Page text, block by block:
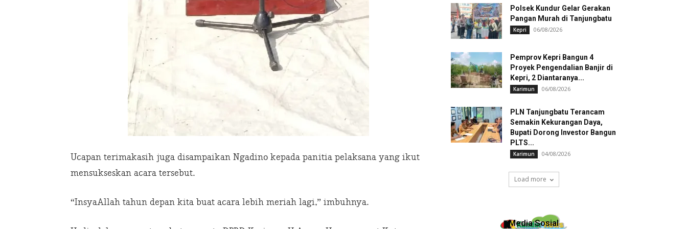
Ucapan terimakasih juga disampaikan Ngadino kepada panitia pelaksana yang ikut
mensukseskan acara tersebut.
“InsyaAllah tahun depan kita buat acara lebih meriah lagi,” imbuhnya.
Polsek Kundur Gelar Gerakan
Pangan Murah di Tanjungbatu
Kepri 06/08/2026
Pemprov Kepri Bangun 4
Proyek Pengendalian Banjir di
Kepri, 2 Diantaranya...
Karimun 06/08/2026
PLN Tanjungbatu Terancam
Semakin Kekurangan Daya,
Bupati Dorong Investor Bangun
PLTS...
Karimun 04/08/2026
Load more
Media Sosial